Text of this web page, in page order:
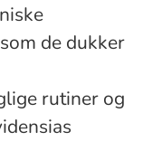
de dukker
rutiner og